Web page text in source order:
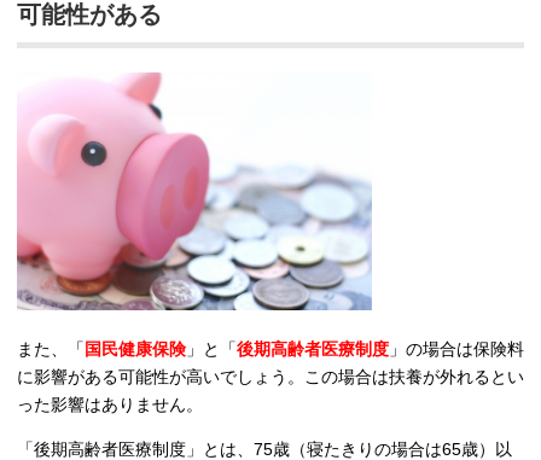
可能性がある
また、「国民健康保険」と「後期高齢者医療制度 」の場合は保険料
に影響がある可能性が高いでしょう。この場合は扶養が外れるとい
った影響はありません。
「後期高齢者医療制度」とは、75歳（寝たきりの場合は65歳）以